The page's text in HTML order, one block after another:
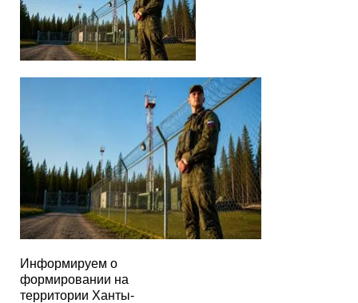
Информируем о
формировании на
территории Ханты-